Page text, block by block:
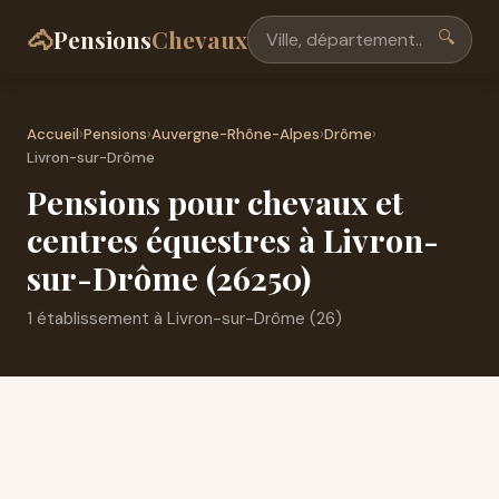
🐴PensionsChevaux 🔍
Accueil›Pensions›Auvergne-Rhône-Alpes›Drôme›
Livron-sur-Drôme
Pensions pour chevaux et
centres équestres à Livron-
sur-Drôme (26250)
1 établissement à Livron-sur-Drôme (26)